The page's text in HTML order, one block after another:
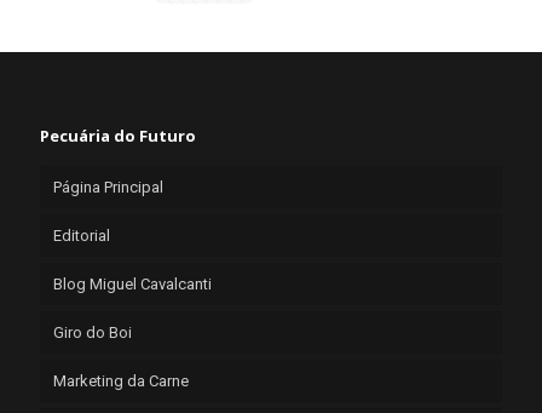
Pecuária do Futuro
Página Principal
Editorial
Blog Miguel Cavalcanti
Giro do Boi
Marketing da Carne